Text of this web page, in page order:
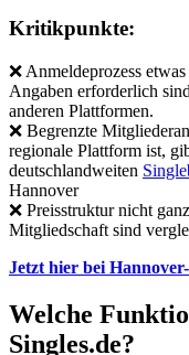
Kritikpunkte:
❌ Anmeldeprozess
Angaben erforderlich
anderen Plattformen.
❌ Begrenzte
regionale Plattform ist,
deutschlandweiten
Hannover
❌ Preisstruktur nicht
Mitgliedschaft sind
Jetzt hier bei
Welche
Singles.de?